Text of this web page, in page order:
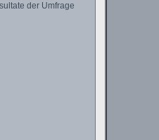
der Umfrage